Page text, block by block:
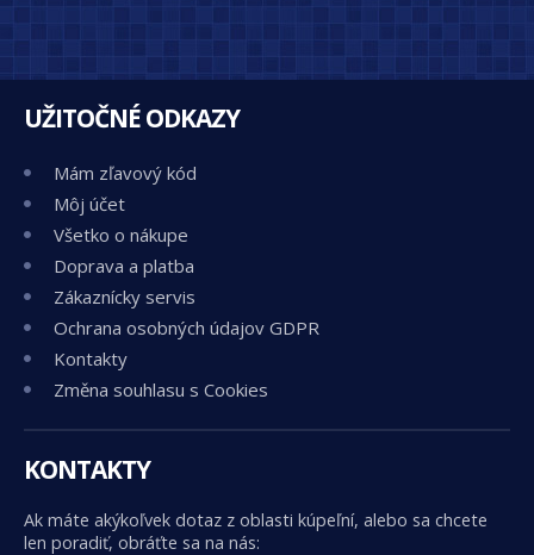
UŽITOČNÉ ODKAZY
Mám zľavový kód
Môj účet
Všetko o nákupe
Doprava a platba
Zákaznícky servis
Ochrana osobných údajov GDPR
Kontakty
Změna souhlasu s Cookies
KONTAKTY
Ak máte akýkoľvek dotaz z oblasti kúpeľní, alebo sa chcete
len poradiť, obráťte sa na nás: